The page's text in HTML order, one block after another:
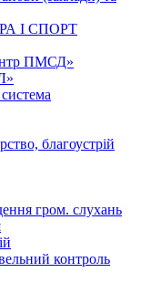
І СПОРТ
ПМСД»
благоустрій
гром. слухань
контроль